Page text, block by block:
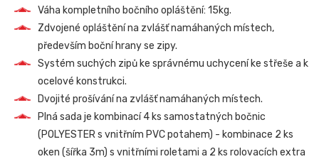
Váha kompletního bočního opláštění: 15kg.
Zdvojené opláštění na zvlášť namáhaných místech,
především boční hrany se zipy.
Systém suchých zipů ke správnému uchycení ke střeše a k
ocelové konstrukci.
Dvojité prošívání na zvlášť namáhaných místech.
Plná sada je kombinací 4 ks samostatných bočnic
(POLYESTER s vnitřním PVC potahem) - kombinace 2 ks
oken (šířka 3m) s vnitřními roletami a 2 ks rolovacích extra